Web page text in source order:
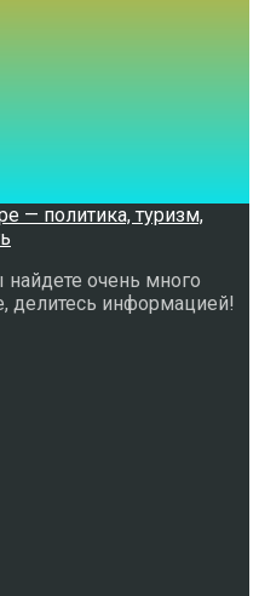
найдете очень много
делитесь информацией!